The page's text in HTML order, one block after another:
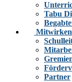
Tabu
Partner